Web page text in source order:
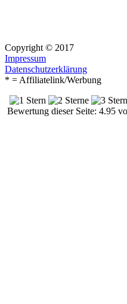
Copyright © 2017
Impressum
Datenschutzerklärung
* = Affiliatelink/Werbung
Bewertung dieser Seite: 4.95